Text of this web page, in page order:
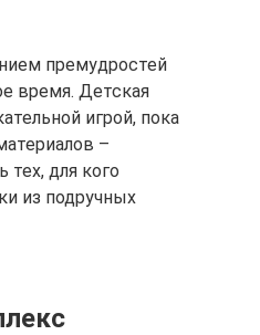
премудростей
время. Детская
игрой, пока
–
для кого
из подручных